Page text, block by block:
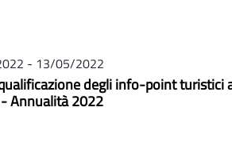
- 13/05/2022
degli info-point turistici
Annualità 2022